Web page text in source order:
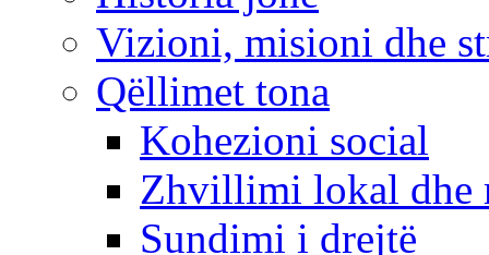
Vizioni, misioni dhe
Qëllimet tona
Kohezioni social
Zhvillimi lokal dhe
Sundimi i drejtë